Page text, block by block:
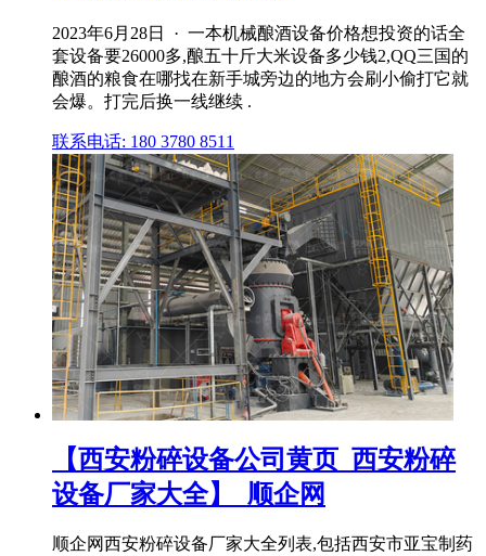
2023年6月28日 · 一本机械酿酒设备价格想投资的话全
套设备要26000多,酿五十斤大米设备多少钱2,QQ三国的
酿酒的粮食在哪找在新手城旁边的地方会刷小偷打它就
会爆。打完后换一线继续 .
联系电话: 180 3780 8511
【西安粉碎设备公司黄页_西安粉碎
设备厂家大全】_顺企网
顺企网西安粉碎设备厂家大全列表,包括西安市亚宝制药